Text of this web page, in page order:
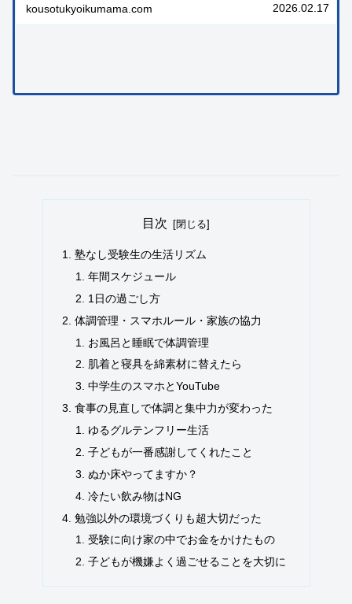
kousotukyoikumama.com 2026.02.17
目次
塾なし受験生の生活リズム
年間スケジュール
1日の過ごし方
体調管理・スマホルール・家族の協力
お風呂と睡眠で体調管理
肌着と寝具を綿素材に替えたら
中学生のスマホとYouTube
食事の見直しで体調と集中力が変わった
ゆるグルテンフリー生活
子どもが一番感謝してくれたこと
ぬか床やってますか？
冷たい飲み物はNG
勉強以外の環境づくりも超大切だった
受験に向け家の中でお金をかけたもの
子どもが機嫌よく過ごせることを大切に